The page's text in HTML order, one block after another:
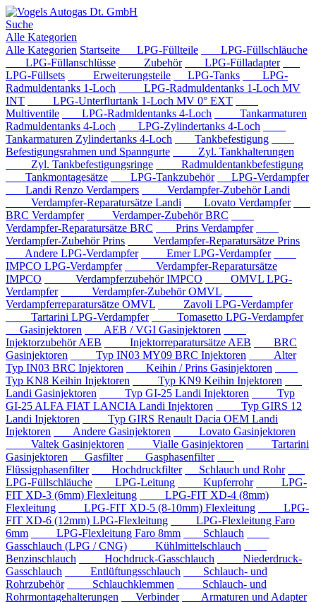
Suche
Alle Kategorien
Alle Kategorien Startseite LPG-Füllteile
LPG-Füllschläuche
LPG-Füllanschlüsse
Zubehör
LPG-Fülladapter
LPG-Füllsets
Erweiterungsteile LPG-Tanks
LPG-
Radmuldentanks 1-Loch
LPG-Radmuldentanks 1-Loch MV
INT
LPG-Unterflurtank 1-Loch MV 0° EXT
Multiventile
LPG-Radmldentanks 4-Loch
Tankarmaturen
Radmuldentanks 4-Loch
LPG-Zylindertanks 4-Loch
Tankarmaturen Zylindertanks 4-Loch
Tankbefestigung
Befestigungsrahmen und Spanngurte
Zyl. Tankhalterungen
Zyl. Tankbefestigungsringe
Radmuldentankbefestigung
Tankmontagesätze
LPG-Tankzubehör
LPG-Verdampfer
Landi Renzo Verdampers
Verdampfer-Zubehör Landi
Verdampfer-Reparatursätze Landi
Lovato Verdampfer
BRC Verdampfer
Verdamper-Zubehör BRC
Verdampfer-Reparatursätze BRC
Prins Verdampfer
Verdampfer-Zubehör Prins
Verdampfer-Reparatursätze Prins
Andere LPG-Verdampfer
Emer LPG-Verdampfer
IMPCO LPG-Verdampfer
Verdampfer-Reparatursätze
IMPCO
Verdampferzubehör IMPCO
OMVL LPG-
Verdampfer
Verdampfer-Zubehör OMVL
Verdampferreparatursätze OMVL
Zavoli LPG-Verdampfer
Tartarini LPG-Verdampfer
Tomasetto LPG-Verdampfer
Gasinjektoren
AEB / VGI Gasinjektoren
Injektorzubehör AEB
Injektorreparatursätze AEB
BRC
Gasinjektoren
Typ IN03 MY09 BRC Injektoren
Alter
Typ IN03 BRC Injektoren
Keihin / Prins Gasinjektoren
Typ KN8 Keihin Injektoren
Typ KN9 Keihin Injektoren
Landi Gasinjektoren
Typ GI-25 Landi Injektoren
Typ
GI-25 ALFA FIAT LANCIA Landi Injektoren
Typ GIRS 12
Landi Injektoren
Typ GIRS Renault Dacia OEM Landi
Injektoren
Andere Gasinjektoren
Lovato Gasinjektoren
Valtek Gasinjektoren
Vialle Gasinjektoren
Tartarini
Gasinjektoren
Gasfilter
Gasphasenfilter
Flüssigphasenfilter
Hochdruckfilter
Schlauch und Rohr
LPG-Füllschläuche
LPG-Leitung Kupferrohr
LPG-
FIT XD-3 (6mm) Flexleitung
LPG-FIT XD-4 (8mm)
Flexleitung
LPG-FIT XD-5 (8-10mm) Flexleitung
LPG-
FIT XD-6 (12mm) LPG-Flexleitung
LPG-Flexleitung Faro
6mm
LPG-Flexleitung Faro 8mm
Schlauch
Gasschlauch (LPG / CNG)
Kühlmittelschlauch
Benzinschlauch
Hochdruck-Gasschlauch
Niederdruck-
Gasschlauch
Entlüftungsschlauch
Schlauch- und
Rohrzubehör
Schlauchklemmen
Schlauch- und
Rohrmontagehalterungen
Verbinder
Armaturen und Adapter